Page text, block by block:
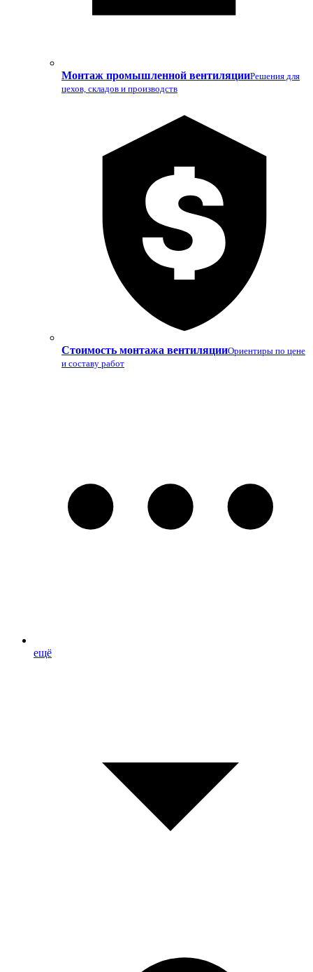
Монтаж промышленной вентиляцииРешения для
цехов, складов и производств
Стоимость монтажа вентиляцииОриентиры по цене
и составу работ
ещё